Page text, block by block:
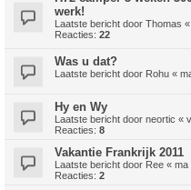
werk!
Laatste bericht door Thomas «
Reacties: 22
Was u dat?
Laatste bericht door Rohu «
Hy en Wy
Laatste bericht door neortic «
Reacties: 8
Vakantie Frankrijk 2011
Laatste bericht door Ree « ma
Reacties: 2